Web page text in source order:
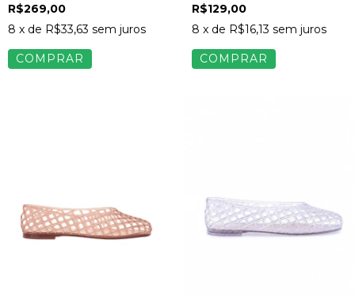
R$269,00
8 x de R$33,63 sem juros
COMPRAR
R$129,00
8 x de R$16,13 sem juros
COMPRAR